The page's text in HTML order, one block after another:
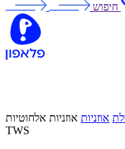
חיפוש
אוזניות אוזניות אלחוטיות Nothing Ear (3)
TWS